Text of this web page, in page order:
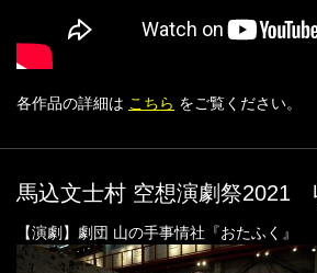
各作品の詳細は こちら をご覧ください。
馬込文士村 空想演劇祭2021
【演劇】劇団 山の手事情社『おたふく』